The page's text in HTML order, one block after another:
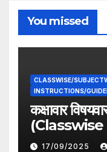
You missed
CLASSWISE/
INSTRUCTIONS/
कक्षावार
period
17/09/2025